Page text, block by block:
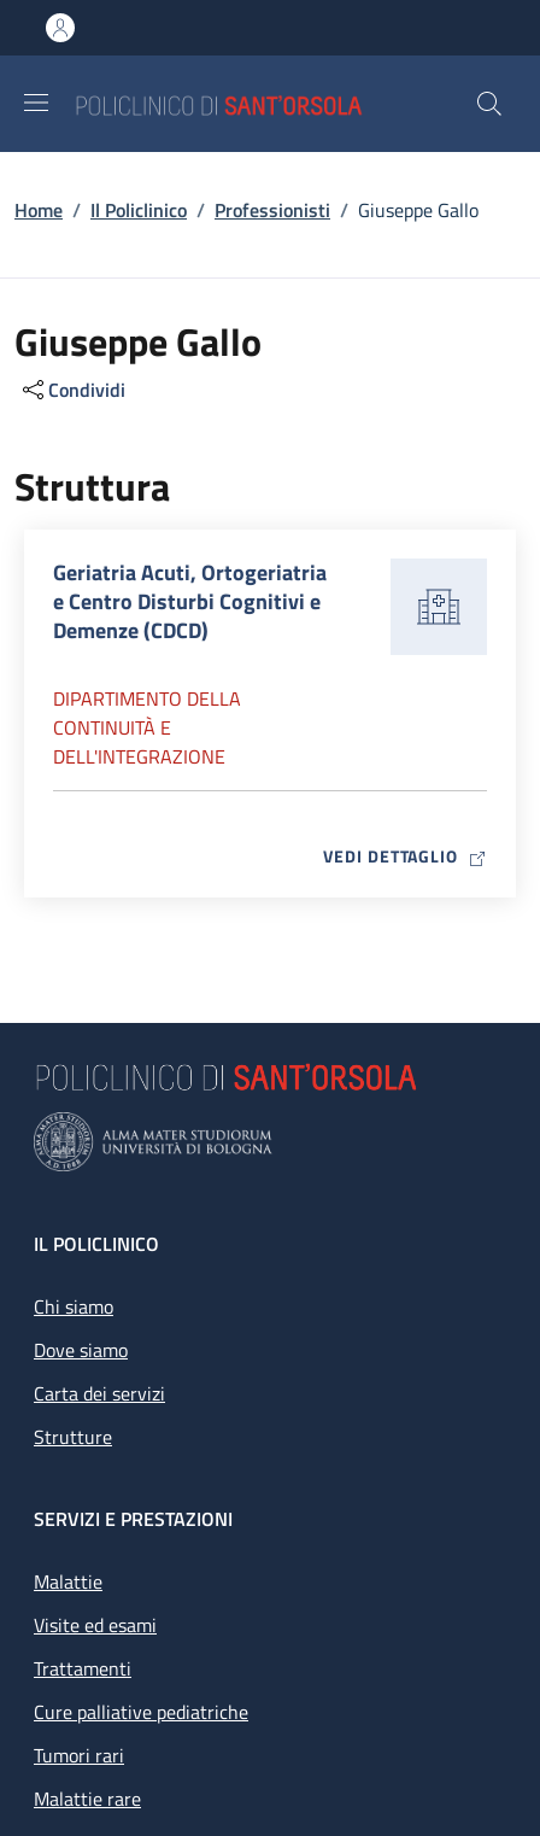
al contenuto principale
to footer content
Briciole di pane
Home / Il Policlinico / Professionisti / Giuseppe Gallo
Giuseppe Gallo
Condividi
Struttura
Geriatria Acuti, Ortogeriatria
e Centro Disturbi Cognitivi e
Demenze (CDCD)
DIPARTIMENTO DELLA
CONTINUITÀ E
DELL'INTEGRAZIONE
VEDI DETTAGLIO MAP ICON
Footer
IL POLICLINICO
Chi siamo
Dove siamo
Carta dei servizi
Strutture
SERVIZI E PRESTAZIONI
Malattie
Visite ed esami
Trattamenti
Cure palliative pediatriche
Tumori rari
Malattie rare